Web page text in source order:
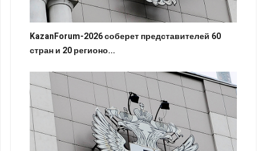
KazanForum-2026 соберет представителей 60
стран и 20 регионо...